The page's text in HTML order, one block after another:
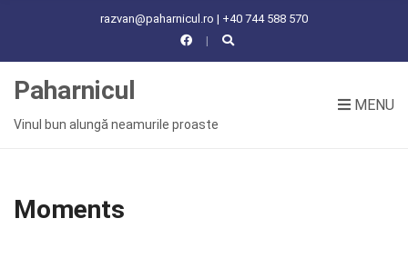
razvan@paharnicul.ro | +40 744 588 570
R
Paharnicul
Vinul bun alungă neamurile proaste
MENU
Moments